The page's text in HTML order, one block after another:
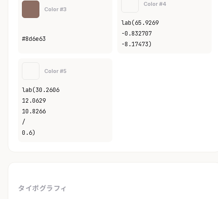
Color #3
#8d6e63
Color #4
lab(65.9269
-0.832707
-8.17473)
Color #5
lab(30.2606
12.0629
10.8266
/
0.6)
タイポグラフィ